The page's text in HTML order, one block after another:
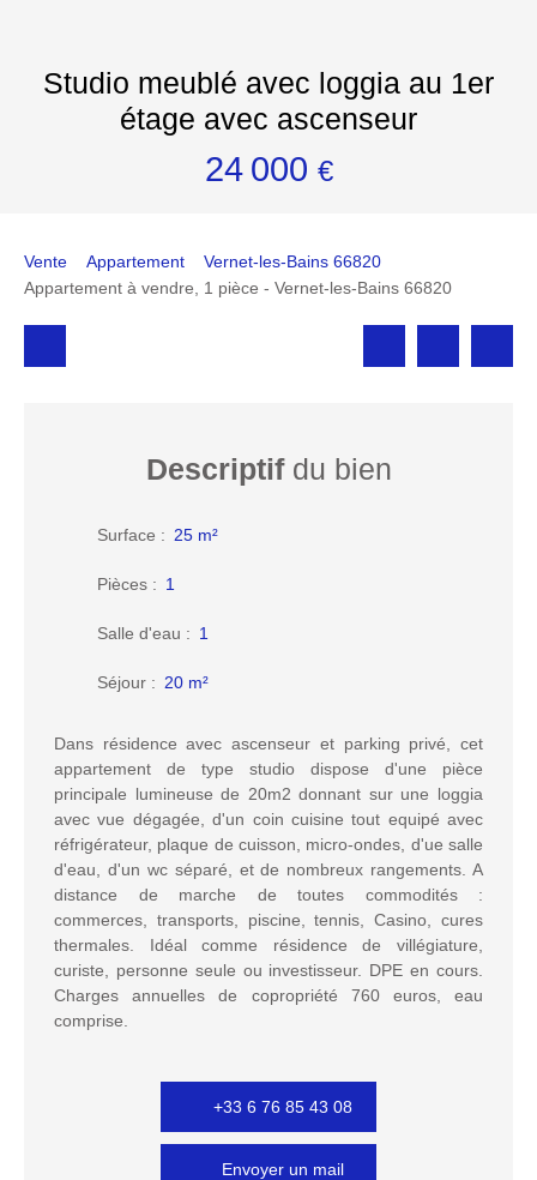
Studio meublé avec loggia au 1er
étage avec ascenseur
24 000 €
Vente Appartement
Vernet-les-Bains 66820
Appartement à vendre, 1 pièce - Vernet-les-Bains 66820
Descriptifdu bien
Surface : 25 m²
Pièces : 1
Salle d'eau : 1
Séjour : 20 m²
Dans résidence avec ascenseur et parking privé, cet
appartement de type studio dispose d'une pièce
principale lumineuse de 20m2 donnant sur une loggia
avec vue dégagée, d'un coin cuisine tout equipé avec
réfrigérateur, plaque de cuisson, micro-ondes, d'ue salle
d'eau, d'un wc séparé, et de nombreux rangements. A
distance de marche de toutes commodités :
commerces, transports, piscine, tennis, Casino, cures
thermales. Idéal comme résidence de villégiature,
curiste, personne seule ou investisseur. DPE en cours.
Charges annuelles de copropriété 760 euros, eau
comprise.
+33 6 76 85 43 08
Envoyer un mail